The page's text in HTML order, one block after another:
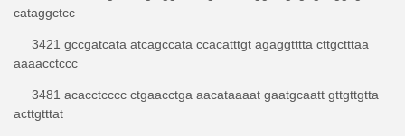
cataggctcc
3421 gccgatcata atcagccata ccacatttgt agaggtttta cttgctttaa
aaaacctccc
3481 acacctcccc ctgaacctga aacataaaat gaatgcaatt gttgttgtta
acttgtttat